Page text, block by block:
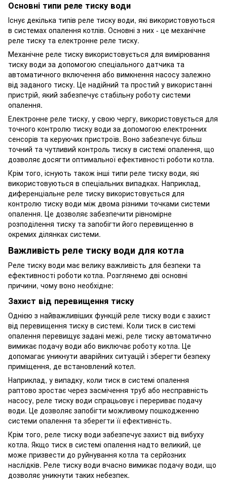
Основні типи реле тиску води
Існує декілька типів реле тиску води, які використовуються
в системах опалення котлів. Основні з них - це механічне
реле тиску та електронне реле тиску.
Механічне реле тиску використовується для вимірювання
тиску води за допомогою спеціального датчика та
автоматичного включення або вимкнення насосу залежно
від заданого тиску. Це надійний та простий у використанні
пристрій, який забезпечує стабільну роботу системи
опалення.
Електронне реле тиску, у свою чергу, використовується для
точного контролю тиску води за допомогою електронних
сенсорів та керуючих пристроїв. Воно забезпечує більш
точний та чутливий контроль тиску в системі опалення, що
дозволяє досягти оптимальної ефективності роботи котла.
Крім того, існують також інші типи реле тиску води, які
використовуються в спеціальних випадках. Наприклад,
диференціальне реле тиску використовується для
контролю тиску води між двома різними точками системи
опалення. Це дозволяє забезпечити рівномірне
розподілення тиску та запобігти його перевищенню в
окремих ділянках системи.
Важливість реле тиску води для котла
Реле тиску води має велику важливість для безпеки та
ефективності роботи котла. Розглянемо дві основні
причини, чому воно необхідне:
Захист від перевищення тиску
Однією з найважливіших функцій реле тиску води є захист
від перевищення тиску в системі. Коли тиск в системі
опалення перевищує задані межі, реле тиску автоматично
вимикає подачу води або виключає роботу котла. Це
допомагає уникнути аварійних ситуацій і зберегти безпеку
приміщення, де встановлений котел.
Наприклад, у випадку, коли тиск в системі опалення
раптово зростає через засмічення труб або несправність
насосу, реле тиску води спрацьовує і перериває подачу
води. Це дозволяє запобігти можливому пошкодженню
системи опалення та зберегти її ефективність.
Крім того, реле тиску води забезпечує захист від вибуху
котла. Якщо тиск в системі опалення надто великий, це
може призвести до руйнування котла та серйозних
наслідків. Реле тиску води вчасно вимикає подачу води, що
дозволяє уникнути таких небезпек.